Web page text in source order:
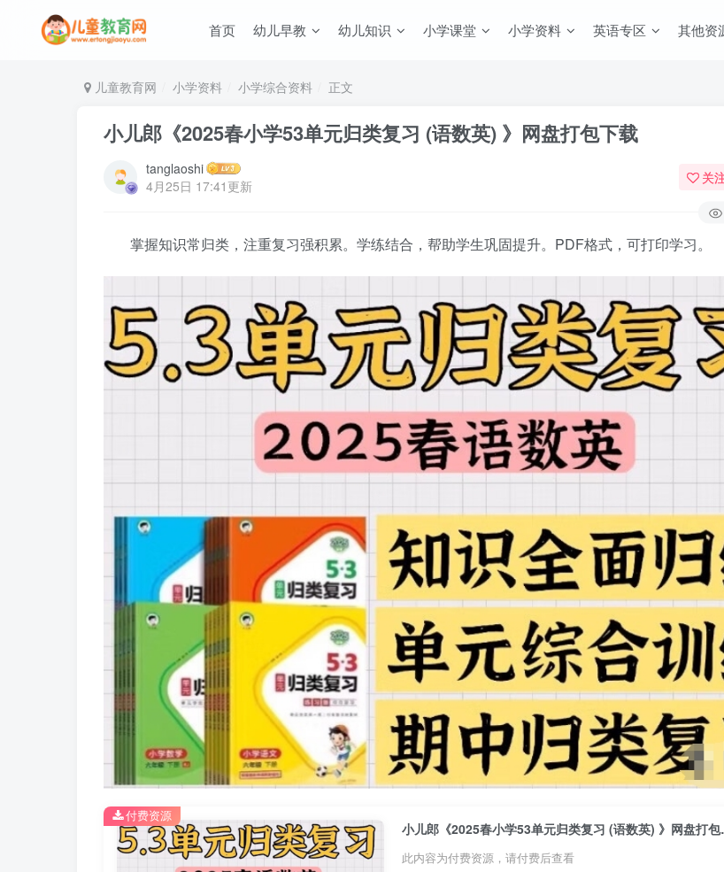
首页 幼儿早教 幼儿知识 小学课堂 小学资料 英语专区 其他资
儿童教育网 小学资料 小学综合资料 正文
小儿郎《2025春小学53单元归类复习 (语数英) 》网盘打包下载
tanglaoshi
4月25日 17:41更新
关
掌握知识常归类，注重复习强积累。学练结合，帮助学生巩固提升。PDF格式，可打印学习。
小儿郎《
此内容为付费资源，请付费后查看
付费资源